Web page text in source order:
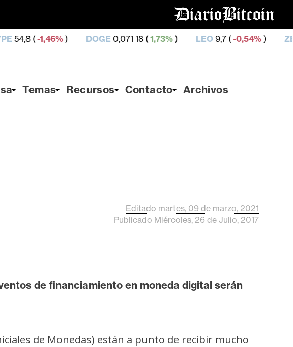
) DOGE0,071 18 (1,73%) LEO9,7 ( -0,54%) ZEC504,56 ( -
Temas Recursos Contacto Archivos
Editado martes, 09 de marzo, 2021
Publicado Miércoles, 26 de Julio, 2017
de financiamiento en moneda digital serán
de Monedas) están a punto de recibir mucho